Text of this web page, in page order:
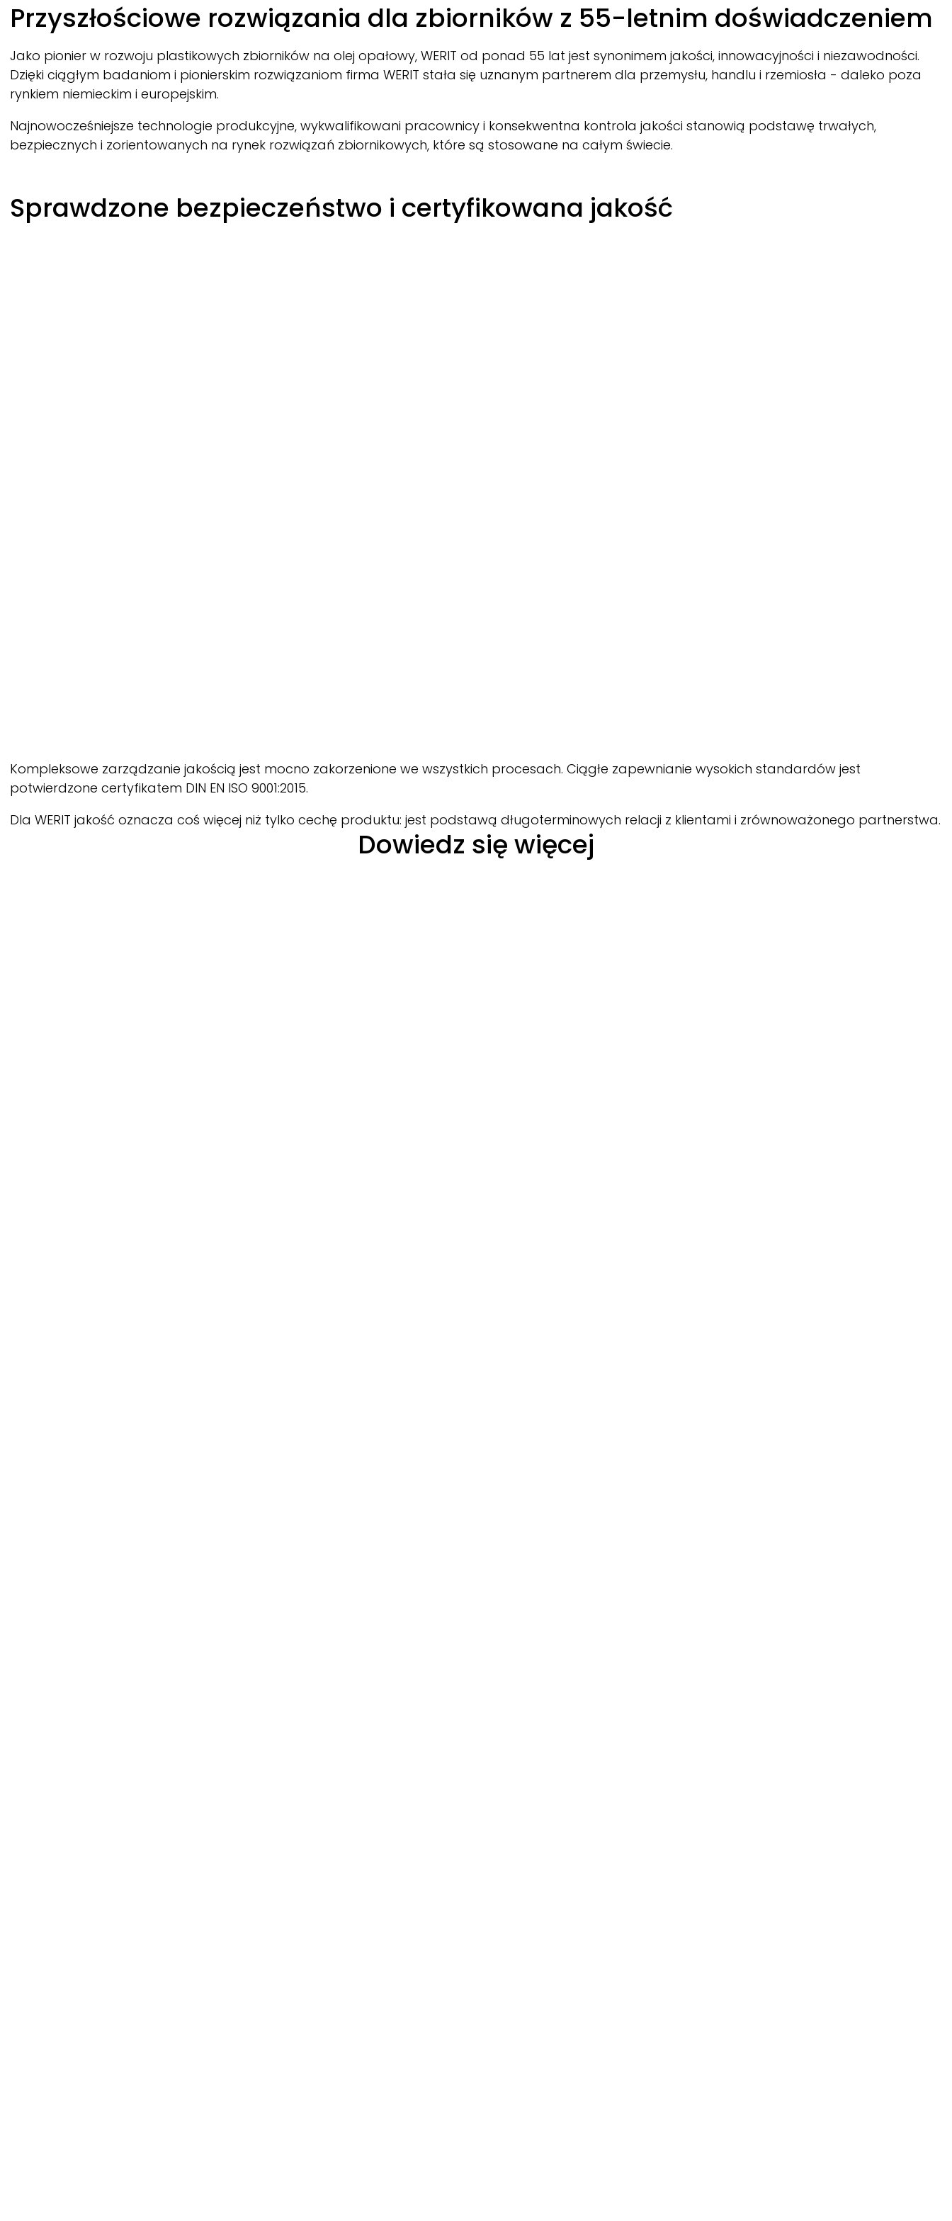
Breadcrumb
Przyszłościowe rozwiązania dla zbiorników z 55-letnim doświadczeniem
Jako pionier w rozwoju plastikowych zbiorników na olej opałowy,WERIT od ponad 55 lat jest synonimem jakości, innowacyjności i niezawodności.
Dzięki ciągłym badaniom i pionierskim rozwiązaniom firma WERIT stała się uznanym partnerem dla przemysłu, handlu i rzemiosła - daleko poza
rynkiem niemieckim i europejskim.
Najnowocześniejsze technologie produkcyjne, wykwalifikowani pracownicy i konsekwentna kontrola jakości stanowią podstawę trwałych,
bezpiecznych i zorientowanych na rynek rozwiązań zbiornikowych, które są stosowane na całym świecie.
Sprawdzone bezpieczeństwo i certyfikowana jakość
Kompleksowe zarządzanie jakością jest mocno zakorzenione we wszystkich procesach. Ciągłe zapewnianie wysokich standardów jest
potwierdzone certyfikatem DIN EN ISO 9001:2015.
Dla WERIT jakość oznacza coś więcej niż tylko cechę produktu: jest podstawą długoterminowych relacji z klientami i zrównoważonego partnerstwa.
Dowiedz się więcej